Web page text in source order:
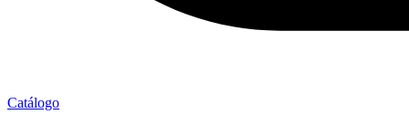
Catálogo